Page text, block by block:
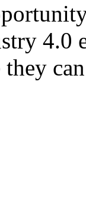
4.0